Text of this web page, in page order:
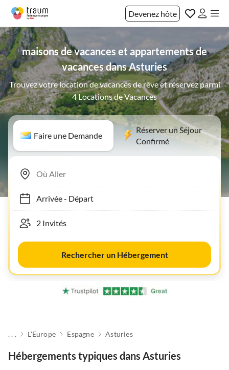
Devenez hôte
maisons de vacances et appartements de
vacances dans Asturies
Trouvez votre location de vacances de rêve et réservez parmi
4 Locations de Vacances
Faire une Demande
Réserver un Séjour
Confirmé
Arrivée- Départ
Rechercher un Hébergement
. . . L'Europe Espagne Asturies
Hébergements typiques dans Asturies